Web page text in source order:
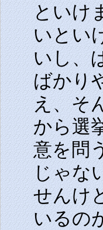
といけ
いとい
いし、
ばかり
え、そ
から選
意を問
じゃな
せんけ
いるの